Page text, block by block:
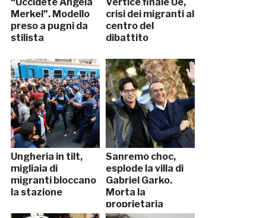
Merkel”. Modello
preso a pugni da
stilista
crisi dei migranti al
centro del
dibattito
Ungheria in tilt,
migliaia di
migranti bloccano
la stazione
Sanremo choc,
esplode la villa di
Gabriel Garko.
Morta la
proprietaria